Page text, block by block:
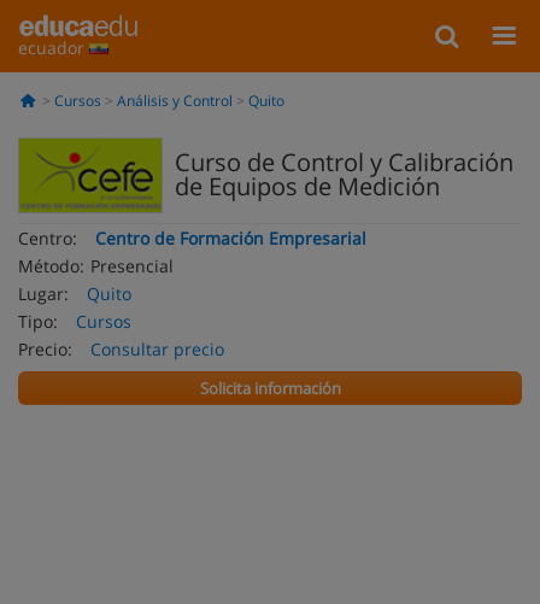
ecuador
Cursos Análisis y Control Quito
Curso de Control y Calibración
de Equipos de Medición
Centro:
Centro de Formación Empresarial
Método: Presencial
Lugar:
Quito
Tipo:
Cursos
Precio:
Consultar precio
Solicita información